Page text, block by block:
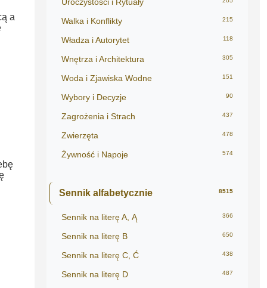
a
Walka i Konflikty 215
Władza i Autorytet 118
Wnętrza i Architektura 305
Woda i Zjawiska Wodne 151
Wybory i Decyzje 90
Zagrożenia i Strach 437
Zwierzęta 478
Żywność i Napoje 574
Sennik alfabetycznie 8515
Sennik na literę A, Ą 366
Sennik na literę B 650
Sennik na literę C, Ć 438
Sennik na literę D 487